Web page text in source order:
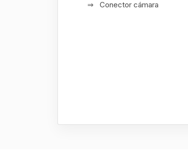
⇒ Conector cámara